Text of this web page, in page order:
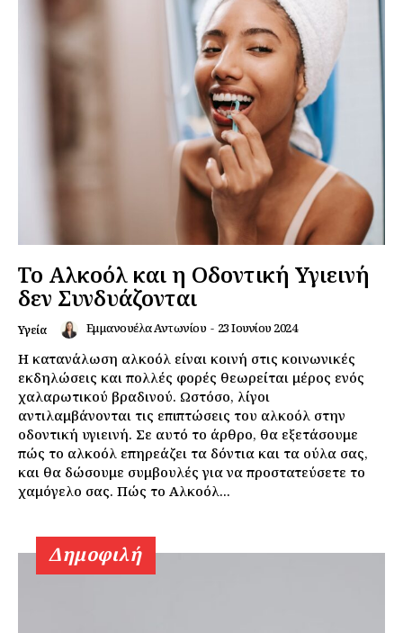
Το Αλκοόλ και η Οδοντική Υγιεινή
δεν Συνδυάζονται
Υγεία Εμμανουέλα Αντωνίου - 23 Ιουνίου 2024
Η κατανάλωση αλκοόλ είναι κοινή στις κοινωνικές
εκδηλώσεις και πολλές φορές θεωρείται μέρος ενός
χαλαρωτικού βραδινού. Ωστόσο, λίγοι
αντιλαμβάνονται τις επιπτώσεις του αλκοόλ στην
οδοντική υγιεινή. Σε αυτό το άρθρο, θα εξετάσουμε
πώς το αλκοόλ επηρεάζει τα δόντια και τα ούλα σας,
και θα δώσουμε συμβουλές για να προστατεύσετε το
χαμόγελο σας. Πώς το Αλκοόλ...
Δημοφιλή